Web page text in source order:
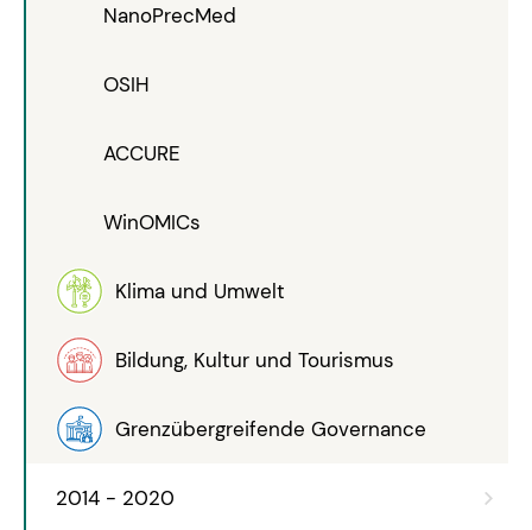
NanoPrecMed
OSIH
ACCURE
WinOMICs
Klima und Umwelt
Bildung, Kultur und Tourismus
Grenzübergreifende Governance
2014 - 2020